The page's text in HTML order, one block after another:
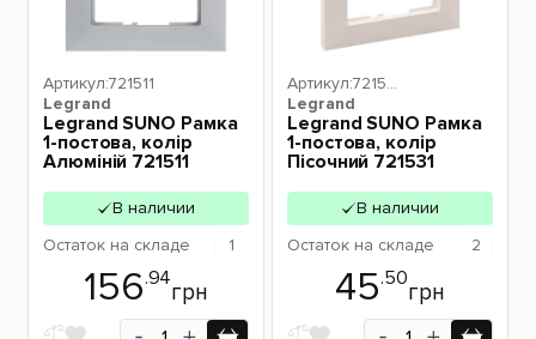
Legrand
Артикул:721511
Legrand SUNO Рамка
1-постова, колір
Алюміній 721511
В наличии
Остаток на складе 1
156.94
грн
Legrand
Артикул:72153
1
Legrand SUNO Рамка
1-постова, колір
Пісочний 721531
В наличии
Остаток на складе 2
45.50
грн